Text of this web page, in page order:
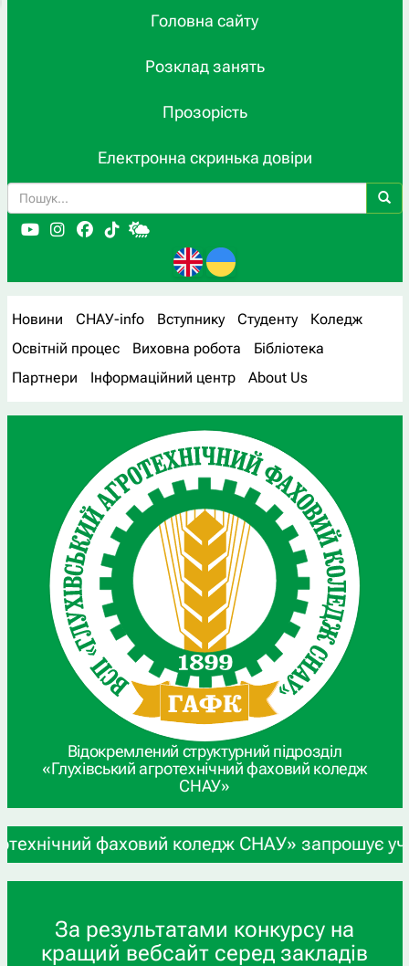
Головна сайту
Розклад занять
Прозорість
Електронна скринька довіри
Новини СНАУ-info Вступнику Студенту
Коледж
Освітній процес
Виховна робота
Бібліотека
Партнери
Інформаційний центр About Us
Відокремлений структурний підрозділ
«Глухівський агротехнічний фаховий коледж
СНАУ»
фаховий коледж СНАУ» запрошує учнів 9-х
За результатами конкурсу на
кращий вебсайт серед закладів